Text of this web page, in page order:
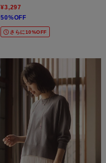
¥3,297
50%OFF
さらに10%OFF